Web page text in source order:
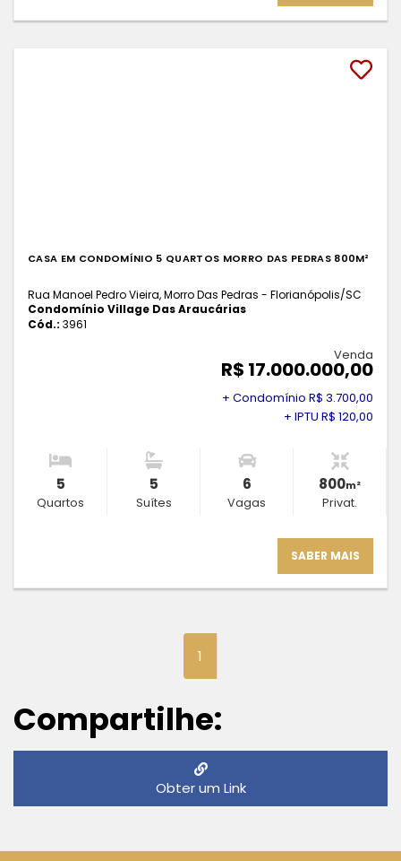
CASA EM CONDOMÍNIO 5 QUARTOS MORRO DAS PEDRAS 800M²
Rua Manoel Pedro Vieira, Morro Das Pedras - Florianópolis/SC
Condomínio Village Das Araucárias
Cód.: 3961
Venda
R$ 17.000.000,00
+ Condomínio R$ 3.700,00
+ IPTU R$ 120,00
5
Quartos
5
Suítes
6
Vagas
800m²
Privat.
SABER MAIS
1
Compartilhe:
Obter um Link